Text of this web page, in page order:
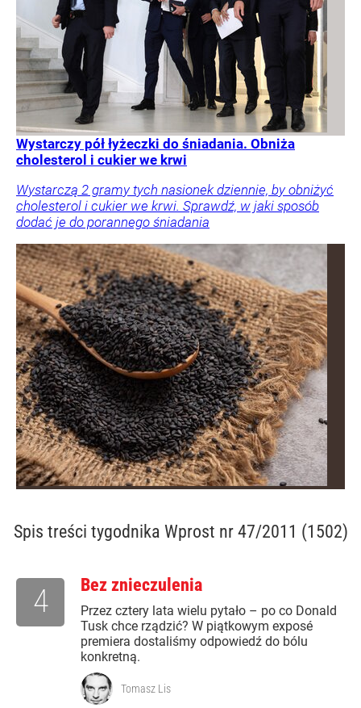
Wystarczy pół łyżeczki do śniadania. Obniża
cholesterol i cukier we krwi
Wystarczą 2 gramy tych nasionek dziennie, by obniżyć
cholesterol i cukier we krwi. Sprawdź, w jaki sposób
dodać je do porannego śniadania
Spis treści tygodnika Wprost nr 47/2011 (1502)
Bez znieczulenia
Przez cztery lata wielu pytało – po co Donald
Tusk chce rządzić? W piątkowym exposé
premiera dostaliśmy odpowiedź do bólu
konkretną.
4
Tomasz Lis